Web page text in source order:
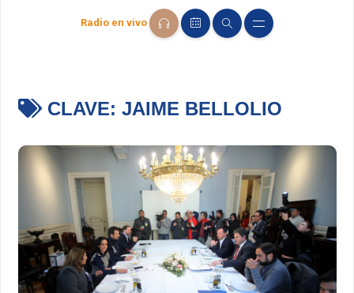
Radio en vivo
CLAVE: JAIME BELLOLIO